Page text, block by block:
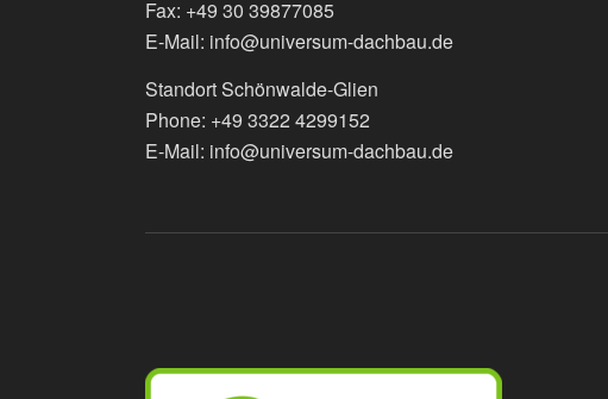
Fax: +49 30 39877085
E-Mail: info@universum-dachbau.de
Standort Schönwalde-Glien
Phone: +49 3322 4299152
E-Mail: info@universum-dachbau.de